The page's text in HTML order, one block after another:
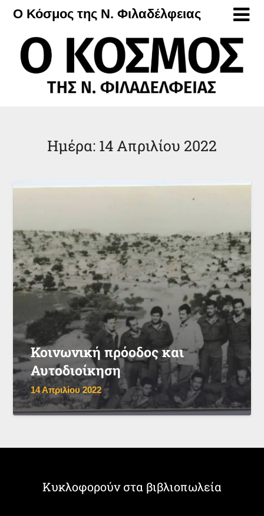
Μετάβαση
περιεχόμενο
Ο Κόσμος της Ν. Φιλαδέλφειας
Ημέρα: 14 Απριλίου 2022
Κοινωνική πρόοδος και
Αυτοδιοίκηση
14 Απριλίου 2022
Κυκλοφορούν στα βιβλιοπωλεία